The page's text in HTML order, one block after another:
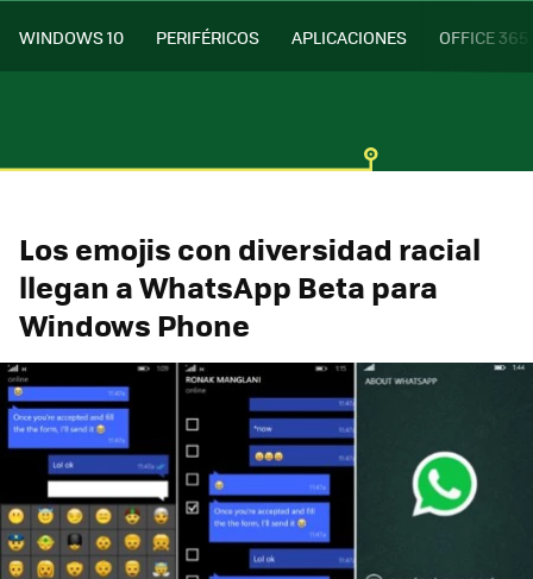
WINDOWS 10 PERIFÉRICOS APLICACIONES OFFICE 365
Los emojis con diversidad racial
llegan a WhatsApp Beta para
Windows Phone